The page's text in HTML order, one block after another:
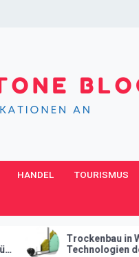
HANDEL TOURISMUS
in Wien – Wie moderne
den Innenausbau